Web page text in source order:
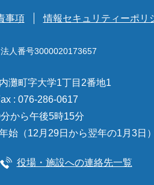
事項 情報セキュリティーポリ
法人番号3000020173657
灘町字大学1丁目2番地1
: 076-286-0617
から午後5時15分
始（12月29日から翌年の1月3日）
役場・施設への連絡先一覧